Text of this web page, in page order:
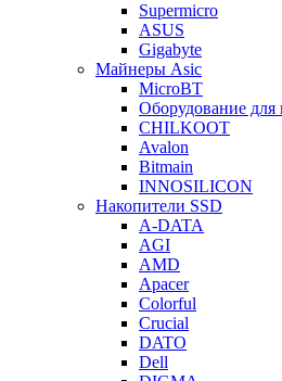
Supermicro
ASUS
Gigabyte
Майнеры Asic
MicroBT
Оборудование для
CHILKOOT
Avalon
Bitmain
INNOSILICON
Накопители SSD
A-DATA
AGI
AMD
Apacer
Colorful
Crucial
DATO
Dell